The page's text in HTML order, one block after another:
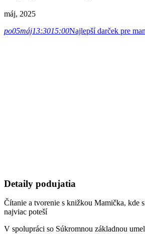
máj, 2025
po05máj13:3015:00Najlepší darček pre
Detaily podujatia
Čítanie a tvorenie s knižkou Mamička, kde
najviac poteší
V spolupráci so Súkromnou základnou